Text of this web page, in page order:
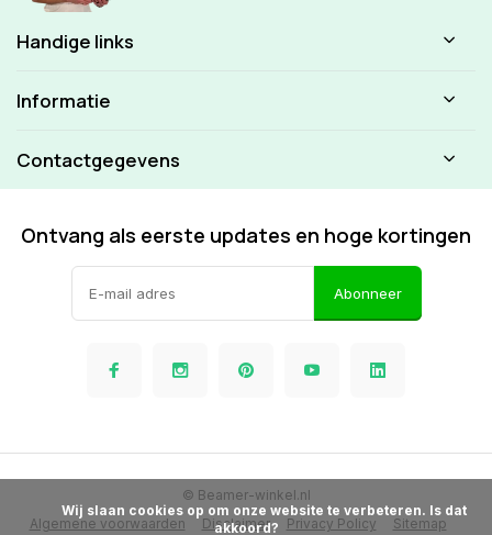
Handige links
Informatie
Contactgegevens
Ontvang als eerste updates en hoge kortingen
Abonneer
Algemene voorwaarden Disclaimer Privacy Policy Sitemap
© Beamer-winkel.nl
akkoord?